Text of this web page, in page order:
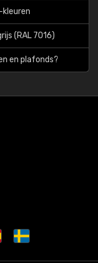
(RAL 7016)
en plafonds?